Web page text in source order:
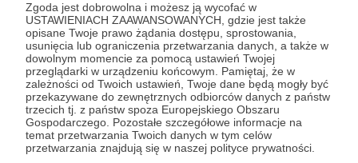
Zgoda jest dobrowolna i możesz ją wycofać w
USTAWIENIACH ZAAWANSOWANYCH, gdzie jest także
opisane Twoje prawo żądania dostępu, sprostowania,
usunięcia lub ograniczenia przetwarzania danych, a także w
dowolnym momencie za pomocą ustawień Twojej
przeglądarki w urządzeniu końcowym. Pamiętaj, że w
zależności od Twoich ustawień, Twoje dane będą mogły być
przekazywane do zewnętrznych odbiorców danych z państw
trzecich tj. z państw spoza Europejskiego Obszaru
Gospodarczego. Pozostałe szczegółowe informacje na
temat przetwarzania Twoich danych w tym celów
przetwarzania znajdują się w naszej polityce prywatności.
Patroni: 0
100 zł miesięcznie
Taka kwota to już ogromna pomoc naszym